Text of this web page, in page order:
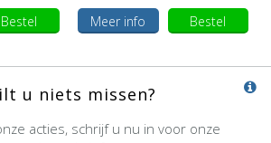
Bestel
Meer info
Bestel
u niets missen?
acties, schrijf u nu in voor onze